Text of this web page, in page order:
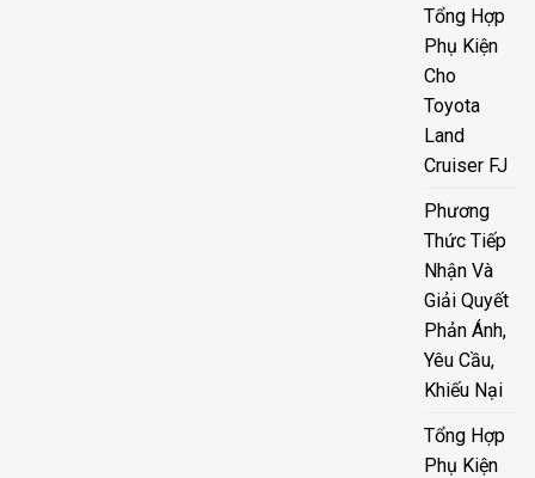
Tổng Hợp
Phụ Kiện
Cho
Toyota
Land
Cruiser FJ
Phương
Thức Tiếp
Nhận Và
Giải Quyết
Phản Ánh,
Yêu Cầu,
Khiếu Nại
Tổng Hợp
Phụ Kiện